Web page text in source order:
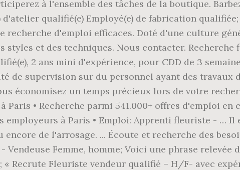
à l'ensemble des tâches de la boutique.
qualifié(e) Employé(e) de fabrication qualifiée;
recherche d'emploi efficaces. Doté d'une culture
styles et des techniques. Nous contacter.
2 ans mini d'expérience, pour CDD de 3
de supervision sur du personnel ayant des travaux
économisez un temps précieux lors de votre
• Recherche parmi 541.000+ offres d'emploi en
à Paris • Emploi: Apprenti fleuriste - … Il
de l'arrosage. ... Écoute et recherche des
Femme, homme; Voici une phrase relevée
Recrute Fleuriste vendeur qualifié – H/F- avec